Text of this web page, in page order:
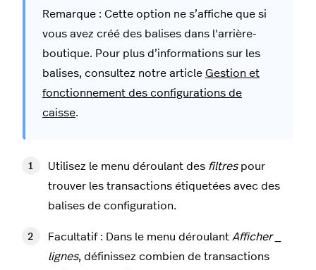
Remarque : Cette option ne s’affiche que si
vous avez créé des balises dans l'arrière-
boutique. Pour plus d’informations sur les
balises, consultez notre article Gestion et
fonctionnement des configurations de
caisse.
Utilisez le menu déroulant des filtrespour
trouver les transactions étiquetées avec des
balises de configuration.
Facultatif : Dans le menu déroulant Afficher _
lignes, définissez combien de transactions